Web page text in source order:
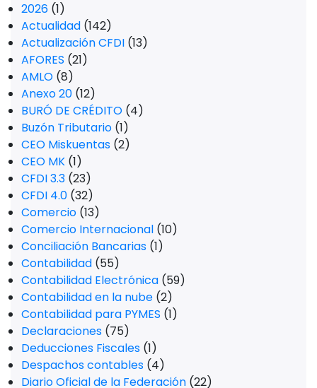
2026 (1)
Actualidad (142)
Actualización CFDI (13)
AFORES (21)
AMLO (8)
Anexo 20 (12)
BURÓ DE CRÉDITO (4)
Buzón Tributario (1)
CEO Miskuentas (2)
CEO MK (1)
CFDI 3.3 (23)
CFDI 4.0 (32)
Comercio (13)
Comercio Internacional (10)
Conciliación Bancarias (1)
Contabilidad (55)
Contabilidad Electrónica (59)
Contabilidad en la nube (2)
Contabilidad para PYMES (1)
Declaraciones (75)
Deducciones Fiscales (1)
Despachos contables (4)
Diario Oficial de la Federación (22)